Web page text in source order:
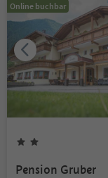
Online buchbar
Pension Gruber